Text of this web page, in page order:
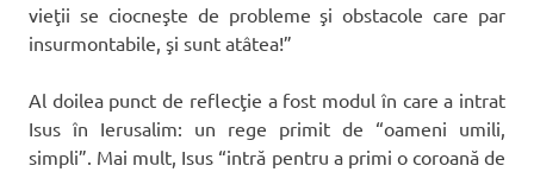
vieţii se ciocneşte de probleme şi obstacole care par
insurmontabile, şi sunt atâtea!”
Al doilea punct de reflecţie a fost modul în care a intrat
Isus în Ierusalim: un rege primit de “oameni umili,
simpli”. Mai mult, Isus “intră pentru a primi o coroană de